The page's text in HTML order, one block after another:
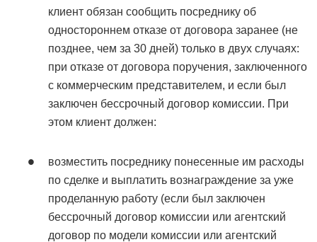
клиент обязан сообщить посреднику об
одностороннем отказе от договора заранее (не
позднее, чем за 30 дней) только в двух случаях:
при отказе от договора поручения, заключенного
с коммерческим представителем, и если был
заключен бессрочный договор комиссии. При
этом клиент должен:
возместить посреднику понесенные им расходы
по сделке и выплатить вознаграждение за уже
проделанную работу (если был заключен
бессрочный договор комиссии или агентский
договор по модели комиссии или агентский